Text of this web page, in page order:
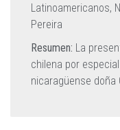
Latinoamericanos,
Pereira
Resumen: La
chilena por
nicaragüense doña